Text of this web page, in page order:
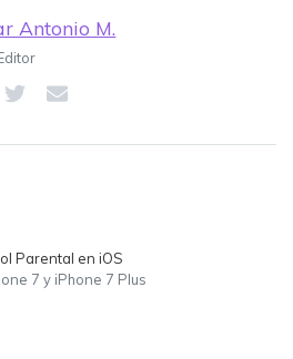
Antonio M.
Parental en iOS
7 y iPhone 7 Plus